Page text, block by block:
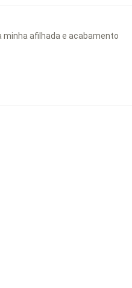
minha afilhada e acabamento